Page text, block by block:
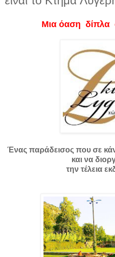
Μια όαση δίπλα
Ένας παράδεισος που σε
και να
την τέλεια